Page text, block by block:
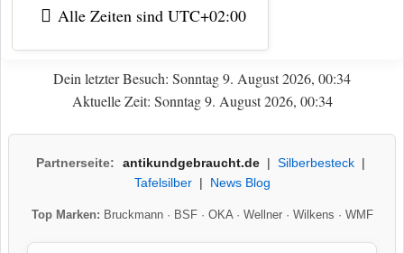
Alle Zeiten sind UTC+02:00
Dein letzter Besuch: Sonntag 9. August 2026, 00:34
Aktuelle Zeit: Sonntag 9. August 2026, 00:34
Partnerseite: antikundgebraucht.de| Silberbesteck|
Tafelsilber| News Blog
Top Marken: Bruckmann· BSF· OKA· Wellner· Wilkens · WMF